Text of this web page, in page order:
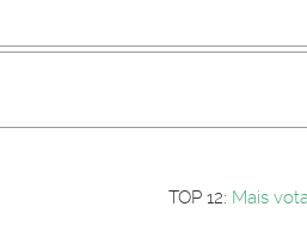
Os
TOP 12: Mais